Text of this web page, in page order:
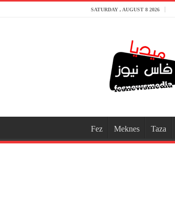
SATURDAY , AUGUST 8 2026
Fez Meknes Taza